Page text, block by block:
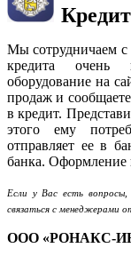
Кредит
Мы сотрудничаем
кредита очень
оборудование на
продаж и
в кредит.
этого ему
отправляет ее в
банка. Оформление
Если у Вас есть
связаться с менеджерами
ООО «РОНАКС-